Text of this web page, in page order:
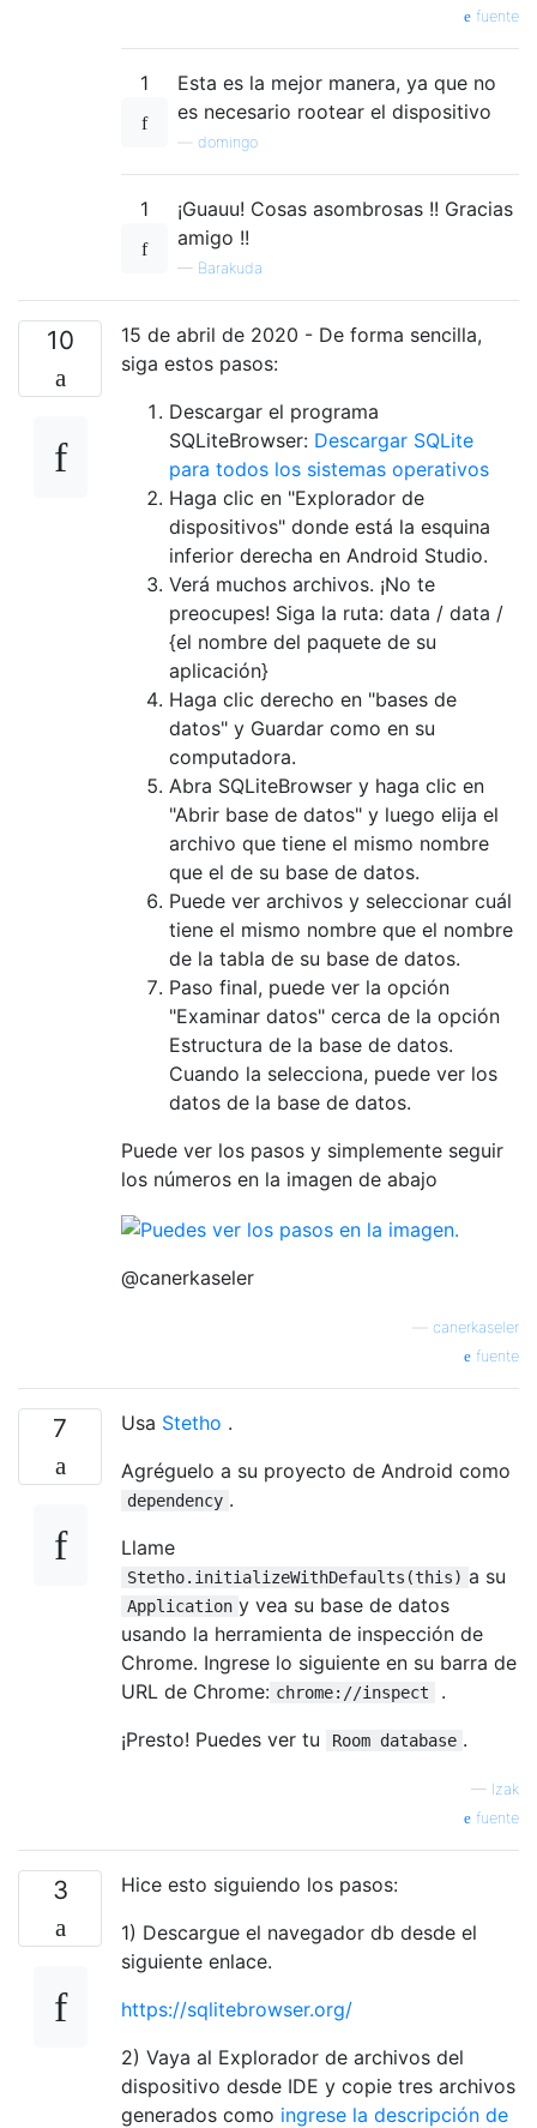
fuente
1
Esta es la mejor manera, ya que no
es necesario rootear el dispositivo
domingo
1
¡Guauu! Cosas asombrosas !! Gracias
amigo !!
— Barakuda
10
15 de abril de 2020 - De forma sencilla,
siga estos pasos:
Descargar el programa
SQLiteBrowser: Descargar SQLite
para todos los sistemas operativos
Haga clic en "Explorador de
dispositivos" donde está la esquina
inferior derecha en Android Studio.
Verá muchos archivos. ¡No te
preocupes! Siga la ruta: data / data /
{el nombre del paquete de su
aplicación}
Haga clic derecho en "bases de
datos" y Guardar como en su
computadora.
Abra SQLiteBrowser y haga clic en
"Abrir base de datos" y luego elija el
archivo que tiene el mismo nombre
que el de su base de datos.
Puede ver archivos y seleccionar cuál
tiene el mismo nombre que el nombre
de la tabla de su base de datos.
Paso final, puede ver la opción
"Examinar datos" cerca de la opción
Estructura de la base de datos.
Cuando la selecciona, puede ver los
datos de la base de datos.
Puede ver los pasos y simplemente seguir
los números en la imagen de abajo
@canerkaseler
canerkaseler
fuente
7 Usa Stetho .
Agréguelo a su proyecto de Android como
dependency .
Llame
Stetho.initializeWithDefaults(this) a su
Application y vea su base de datos
usando la herramienta de inspección de
Chrome. Ingrese lo siguiente en su barra de
URL de Chrome: chrome://inspect
.
¡Presto! Puedes ver tu
Room database .
— Izak
fuente
3
Hice esto siguiendo los pasos:
1) Descargue el navegador db desde el
siguiente enlace.
https://sqlitebrowser.org/
2) Vaya al Explorador de archivos del
dispositivo desde IDE y copie tres archivos
generados como ingrese la descripción de